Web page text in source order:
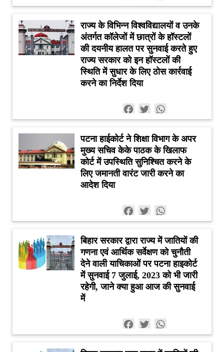
राज्य के विभिन्न विश्वविद्यालयों व उनके
अंतर्गत कॉलेजों में छात्रों के हॉस्टलों
की दयनीय हालत पर सुनवाई करते हुए
राज्य सरकार को इन हॉस्टलों की
स्थिति में सुधार के लिए ठोस कार्रवाई
करने का निर्देश दिया
Facebook
Twitter
पटना हाईकोर्ट ने शिक्षा विभाग के अपर
मुख्य सचिव केके पाठक के खिलाफ
कोर्ट में उपस्थिति सुनिश्चित करने के
लिए जमानती वारंट जारी करने का
आदेश दिया
Facebook
Twitter
बिहार सरकार द्वारा राज्य में जातियों की
गणना एवं आर्थिक सर्वेक्षण को चुनौती
देने वाली याचिकाओं पर पटना हाइकोर्ट
में सुनवाई 7 जुलाई, 2023 को भी जारी
रहेगी, जाने क्या हुआ आज की सुनवाई
में
Facebook
Twitter